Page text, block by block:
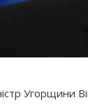
Угорщини